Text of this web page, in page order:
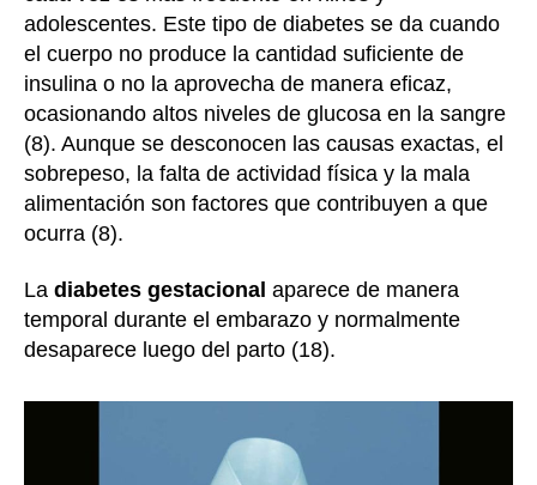
adolescentes. Este tipo de diabetes se da cuando
el cuerpo no produce la cantidad suficiente de
insulina o no la aprovecha de manera eficaz,
ocasionando altos niveles de glucosa en la sangre
(8). Aunque se desconocen las causas exactas, el
sobrepeso, la falta de actividad física y la mala
alimentación son factores que contribuyen a que
ocurra (8).
La diabetes gestacional aparece de manera
temporal durante el embarazo y normalmente
desaparece luego del parto (18).